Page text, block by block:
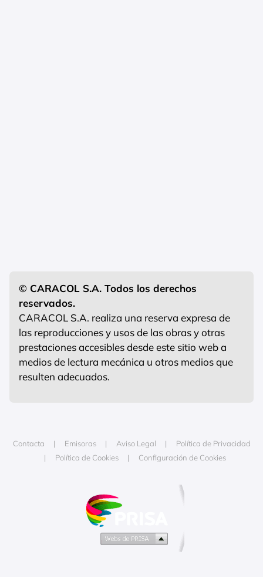
© CARACOL S.A. Todos los derechos
reservados.
CARACOL S.A. realiza una reserva expresa de
las reproducciones y usos de las obras y otras
prestaciones accesibles desde este sitio web a
medios de lectura mecánica u otros medios que
resulten adecuados.
Contacta Emisoras Aviso Legal
Política de Privacidad
Política de Cookies
Configuración de Cookies